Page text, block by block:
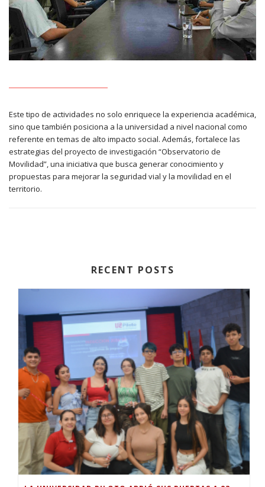
Este tipo de actividades no solo enriquece la experiencia académica,
sino que también posiciona a la universidad a nivel nacional como
referente en temas de alto impacto social. Además, fortalece las
estrategias del proyecto de investigación “Observatorio de
Movilidad”, una iniciativa que busca generar conocimiento y
propuestas para mejorar la seguridad vial y la movilidad en el
territorio.
RECENT POSTS